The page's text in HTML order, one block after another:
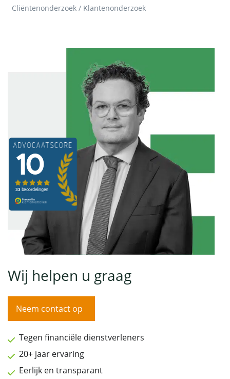
Cliëntenonderzoek / Klantenonderzoek
Wij helpen u graag
Neem contact op
Tegen financiële dienstverleners
20+ jaar ervaring
Eerlijk en transparant